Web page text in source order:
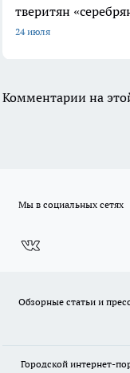
тверитян
24 июля
Комментарии на
Мы в социальных сетях
Обзорные статьи и
Городской интернет-